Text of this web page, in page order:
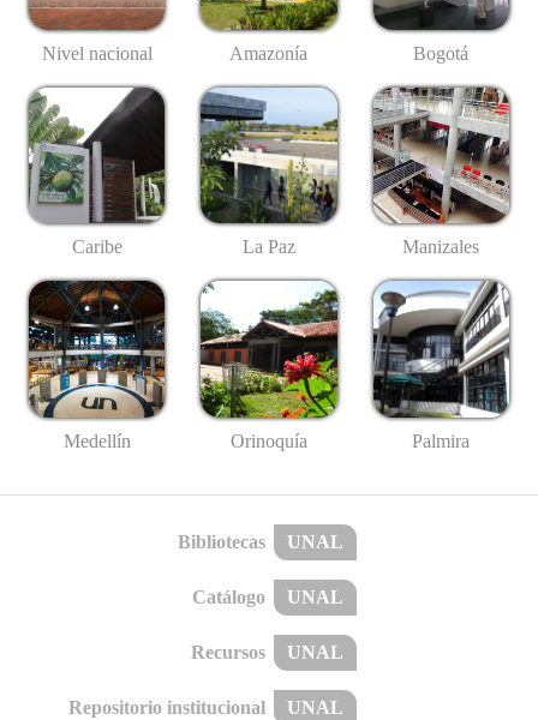
Nivel nacional Amazonía Bogotá
Caribe La Paz Manizales
Medellín Orinoquía Palmira
Bibliotecas UNAL
Catálogo UNAL
Recursos UNAL
Repositorio institucional UNAL